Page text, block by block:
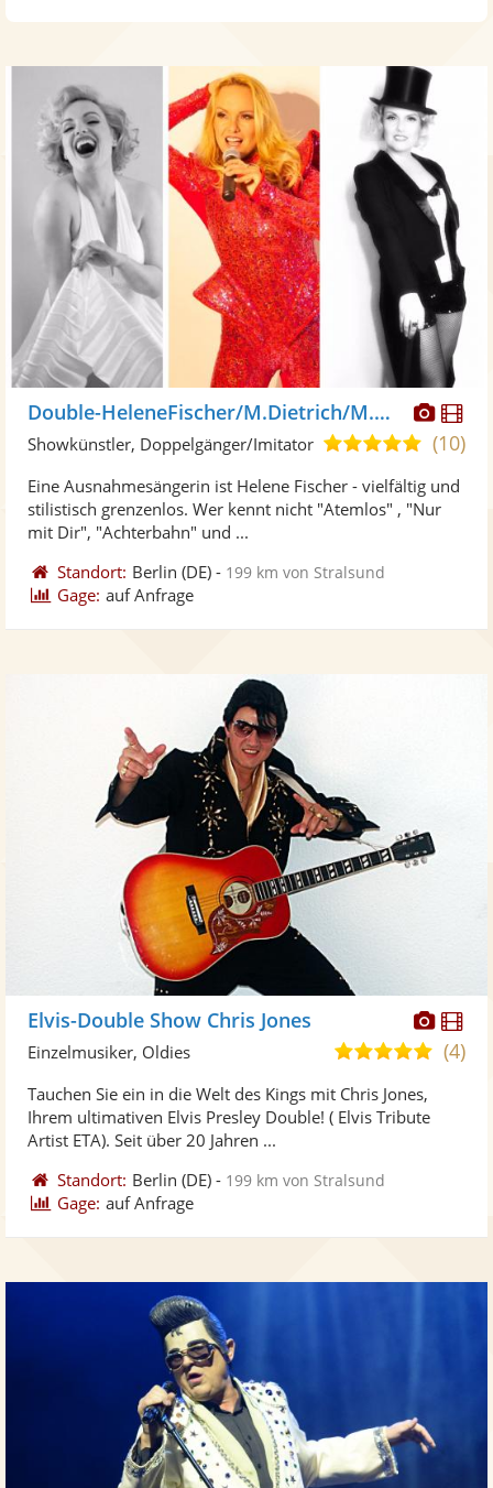
Fotos
Double-HeleneFischer/M.Dietrich/M.Monroe
4,9
5
(10)
Showkünstler, Doppelgänger/Imitator
Eine Ausnahmesängerin ist Helene Fischer - vielfältig und
stilistisch grenzenlos. Wer kennt nicht "Atemlos" , "Nur
mit Dir", "Achterbahn" und ...
Standort: Berlin (DE) - 199 km von Stralsund
Gage: auf Anfrage
Elvis-Double Show Chris Jones
5,0(4)
Einzelmusiker, Oldies
Tauchen Sie ein in die Welt des Kings mit Chris Jones,
Ihrem ultimativen Elvis Presley Double! ( Elvis Tribute
Artist ETA). Seit über 20 Jahren ...
Standort: Berlin (DE) - 199 km von Stralsund
Gage: auf Anfrage